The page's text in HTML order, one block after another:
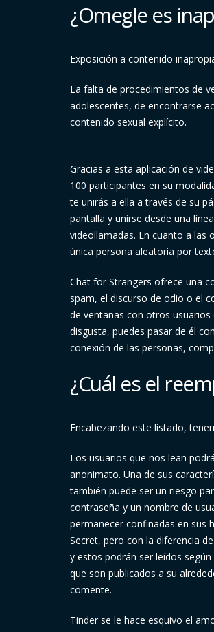
¿Omegle es
Exposición a contenido
La falta de procedimientos de
adolescentes, de encontrarse
contenido sexual explícito.
Gracias a esta aplicación de
100 participantes en su
te unirás a ella a través de su
pantalla y unirse desde una
videollamadas. En cuanto a
única persona aleatoria por
Chat for Strangers ofrece una
spam, el discurso de odio o el
de ventanas con otros
disgusta, puedes pasar de él
conexión de las personas,
¿Cuál es el
Encabezando este listado,
Los usuarios que nos lean
anonimato. Una de sus
también puede ser un riesgo
contraseña y un nombre de
permanecer confinadas en sus
Secret, pero con la diferencia
y estos podrán ser leídos
que son publicados a su
comente.
Tinder se le hace esquivo el